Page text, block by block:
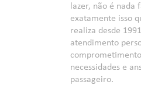
lazer, não é nada
exatamente isso
realiza desde
atendimento
necessidades e
passageiro.